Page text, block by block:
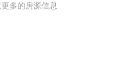
多的房源信息